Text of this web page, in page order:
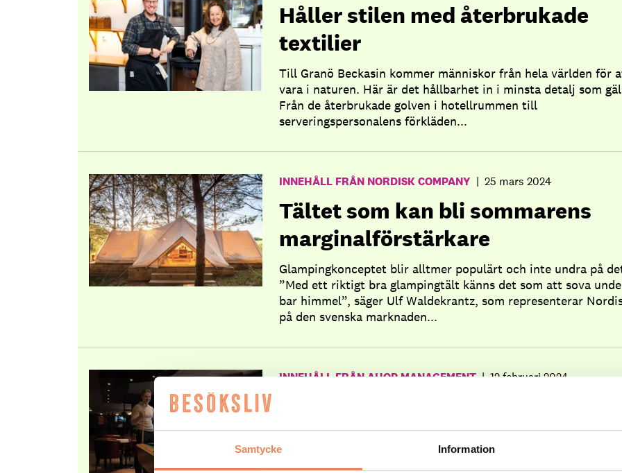
Samtycke Information
Håller stilen med återbrukade
textilier
Till Granö Beckasin kommer människor från hela världen för
vara i naturen. Här är det hållbarhet in i minsta detalj som
Från de återbrukade golven i hotellrummen till
serveringspersonalens förkläden...
INNEHÅLL FRÅN NORDISK COMPANY | 25 mars 2024
Tältet som kan bli sommarens
marginalförstärkare
Glampingkonceptet blir alltmer populärt och inte undra på
”Med ett riktigt bra glampingtält känns det som att sova
bar himmel”, säger Ulf Waldekrantz, som representerar
på den svenska marknaden...
INNEHÅLL FRÅN AHOP MANAGEMENT | 12 februari 2024
hotell
De automatiserade hotellen breder sakta ut sig. Nu kommer